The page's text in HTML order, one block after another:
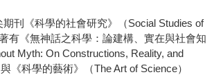
刊《科學的社會研究》（Social Studies of
有《無神話之科學：論建構、實在與社會知
Myth: On Constructions, Reality, and
《科學的藝術》（The Art of Science）